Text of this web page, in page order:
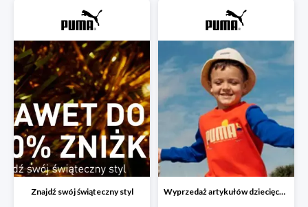
Znajdź swój świąteczny styl Wyprzedaż artykułów dziecięcych do -50%